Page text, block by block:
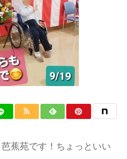
蕉苑です！ちょっといい